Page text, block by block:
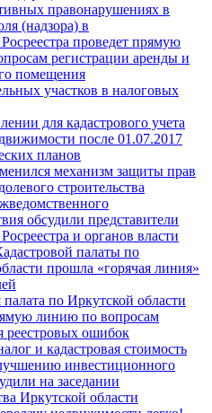
правонарушениях в
(надзора) в
проведет прямую
регистрации аренды и
помещения
участков в налоговых
для кадастрового учета
после 01.07.2017
планов
механизм защиты прав
строительства
обсудили представители
и органов власти
палаты по
прошла «горячая линия»
палата по Иркутской области
линию по вопросам
реестровых ошибок
и кадастровая стоимость
инвестиционного
на заседании
Иркутской области